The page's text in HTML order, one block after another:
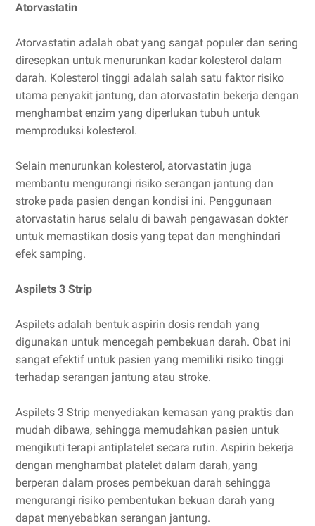
Atorvastatin
Atorvastatin adalah obat yang sangat populer dan sering
diresepkan untuk menurunkan kadar kolesterol dalam
darah. Kolesterol tinggi adalah salah satu faktor risiko
utama penyakit jantung, dan atorvastatin bekerja dengan
menghambat enzim yang diperlukan tubuh untuk
memproduksi kolesterol.
Selain menurunkan kolesterol, atorvastatin juga
membantu mengurangi risiko serangan jantung dan
stroke pada pasien dengan kondisi ini. Penggunaan
atorvastatin harus selalu di bawah pengawasan dokter
untuk memastikan dosis yang tepat dan menghindari
efek samping.
Aspilets 3 Strip
Aspilets adalah bentuk aspirin dosis rendah yang
digunakan untuk mencegah pembekuan darah. Obat ini
sangat efektif untuk pasien yang memiliki risiko tinggi
terhadap serangan jantung atau stroke.
Aspilets 3 Strip menyediakan kemasan yang praktis dan
mudah dibawa, sehingga memudahkan pasien untuk
mengikuti terapi antiplatelet secara rutin. Aspirin bekerja
dengan menghambat platelet dalam darah, yang
berperan dalam proses pembekuan darah sehingga
mengurangi risiko pembentukan bekuan darah yang
dapat menyebabkan serangan jantung.